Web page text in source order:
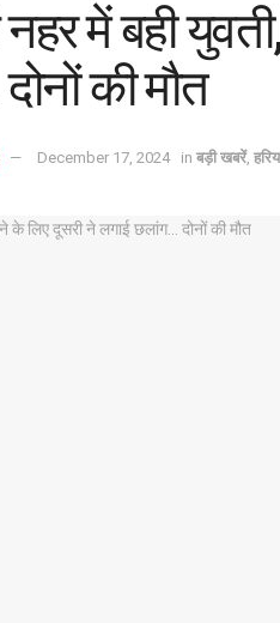
में बही
की मौत
December 17, 2024 in बड़ी खबरें,